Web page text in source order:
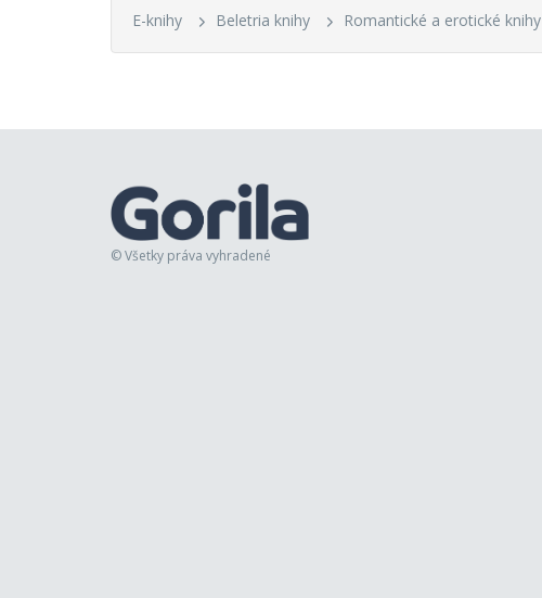
E-knihy Beletria knihy Romantické a erotické knihy
© Všetky práva vyhradené